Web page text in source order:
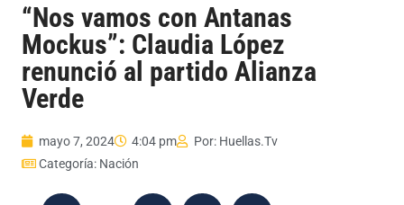
“Nos vamos con Antanas
Mockus”: Claudia López
renunció al partido Alianza
Verde
mayo 7, 2024 4:04 pm Por: Huellas.Tv
Categoría: Nación